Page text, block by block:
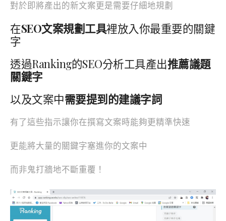
對於即將產出的新文案更是需要仔細地規劃
在SEO文案規劃工具裡放入你最重要的關鍵
字
透過Ranking的SEO分析工具產出推薦議題
關鍵字
以及文案中需要提到的建議字詞
有了這些指示讓你在撰寫文案時能夠更精準快速
更能將大量的關鍵字塞進你的文案中
而非鬼打牆地不斷重覆！